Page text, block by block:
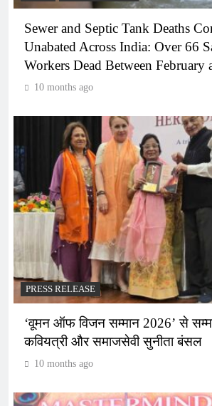
Sewer and Septic Tank Deaths
Unabated Across India: Over 66
Workers Dead Between February
10 months ago
PRESS RELEASE
‘वूमन ऑफ विजन सम्मान 2026’ से
कवियत्री और समाजसेवी सुनीता बंसल
10 months ago